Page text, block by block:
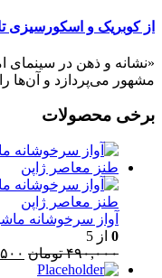
از کوبریک و اسکورسیزی
«نشانه و ذهن در سینمای
مشهور می‌پردازد و آن‌ها
برخی محصولات
آواز سرخوشانه
0 از 5
۴۹۰,۰۰۰ تومان